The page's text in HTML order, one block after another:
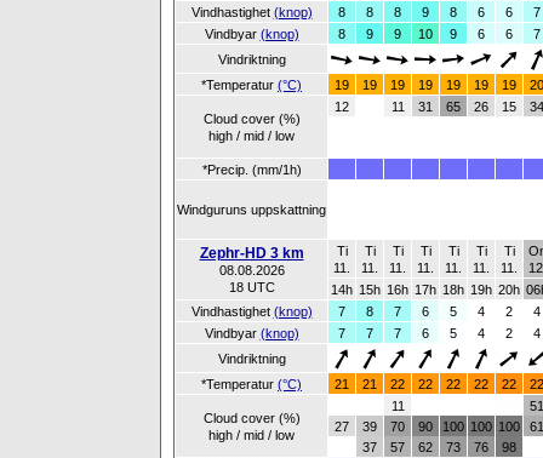
Vindhastighet (knop) 8 8 8 9 8 6 6
7
Vindbyar (knop) 8 9 9 10 9 6 6
7
Vindriktning
*Temperatur (°C) 19 19 19 19 19 19 19 20
Cloud cover (%)
high / mid / low
12 11 31 65 26 15 34
*Precip. (mm/1h)
Windguruns uppskattning
Zephr-HD 3 km
08.08.2026
18 UTC
Ti
11.
Ti
11.
Ti
11.
Ti
11.
Ti
11.
Ti
11.
Ti
11.
14h 15h 16h 17h 18h 19h 20h
Vindhastighet (knop) 7 8 7 6 5 4 2
4
Vindbyar (knop) 7 7 7 6 5 4 2
4
Vindriktning
*Temperatur (°C) 21 21 22 22 22 22 22 22
Cloud cover (%)
high / mid / low
27
39
37
11
70
57
90
62
100
73
100
76
100
98
51
61